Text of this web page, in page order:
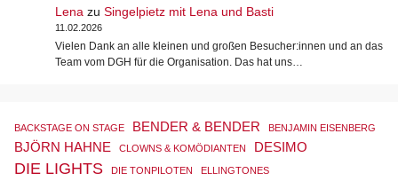
Lena zu Singelpietz mit Lena und Basti
11.02.2026
Vielen Dank an alle kleinen und großen Besucher:innen und an das
Team vom DGH für die Organisation. Das hat uns…
BACKSTAGE ON STAGE BENDER & BENDER BENJAMIN EISENBERG
BJÖRN HAHNE CLOWNS & KOMÖDIANTEN DESIMO
DIE LIGHTS DIE TONPILOTEN ELLINGTONES